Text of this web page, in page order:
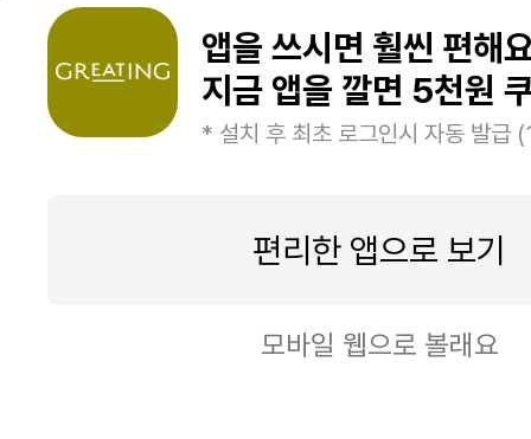
앱을 쓰시면 훨씬 편해
지금 앱을 깔면 5천원
* 설치 후 최초 로그인시 자동 발급
편리한 앱으로 보기
모바일 웹으로 볼래요